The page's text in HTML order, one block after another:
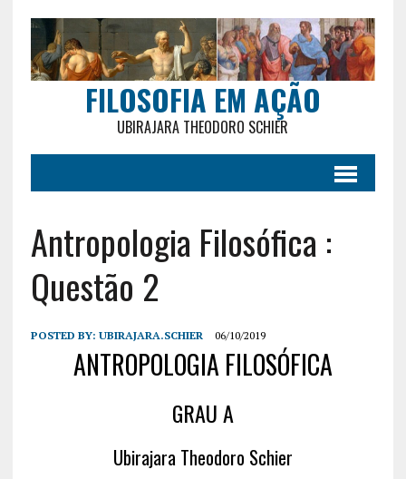
FILOSOFIA EM AÇÃO
UBIRAJARA THEODORO SCHIER
Antropologia Filosófica :
Questão 2
POSTED BY: UBIRAJARA.SCHIER 06/10/2019
ANTROPOLOGIA FILOSÓFICA
GRAU A
Ubirajara Theodoro Schier